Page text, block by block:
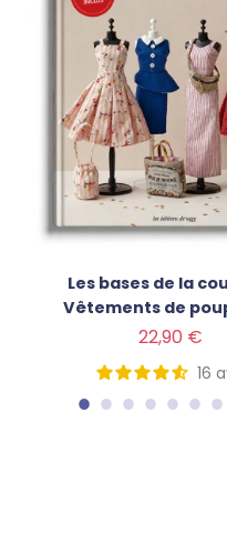
Les bases de la
Vêtements de
22,90 €
16